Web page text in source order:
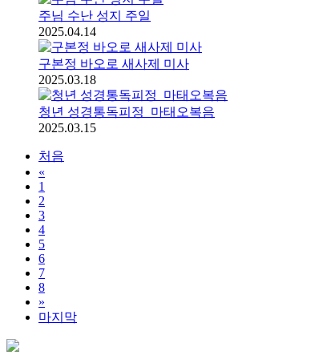
주님 수난 성지 주일
2025.04.14
구본정 바오로 새사제 미사
2025.03.18
청년 성경통독피정_마태오복음
2025.03.15
처음
«
1
2
3
4
5
6
7
8
»
마지막